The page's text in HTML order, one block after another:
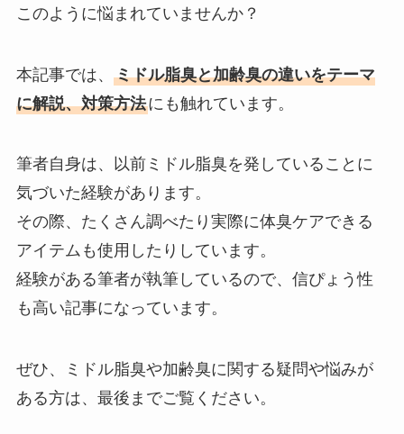
このように悩まれていませんか？
本記事では、 ミドル脂臭と加齢臭の違いをテーマ
に解説、対策方法にも触れています。
筆者自身は、以前ミドル脂臭を発していることに
気づいた経験があります。
その際、たくさん調べたり実際に体臭ケアできる
アイテムも使用したりしています。
経験がある筆者が執筆しているので、信ぴょう性
も高い記事になっています。
ぜひ、ミドル脂臭や加齢臭に関する疑問や悩みが
ある方は、最後までご覧ください。